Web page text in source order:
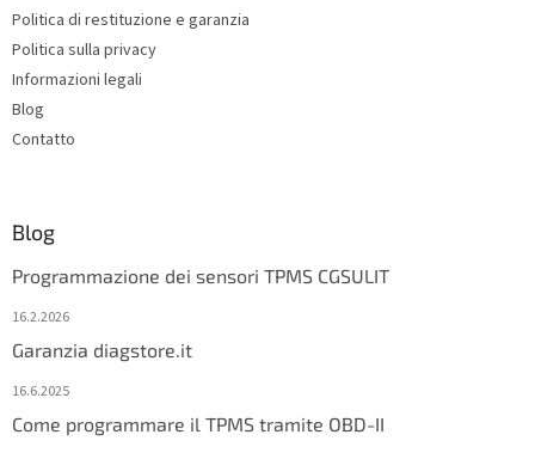
Politica di restituzione e garanzia
Politica sulla privacy
Informazioni legali
Blog
Contatto
Blog
Programmazione dei sensori TPMS CGSULIT
16.2.2026
Garanzia diagstore.it
16.6.2025
Come programmare il TPMS tramite OBD-II